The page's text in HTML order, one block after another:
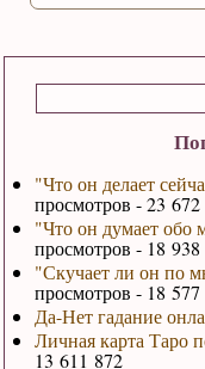
"Что он делает
просмотров - 23
"Что он думает обо
просмотров - 18 938
"Скучает ли он по
просмотров - 18 577
Да-Нет гадание
Личная карта Таро
13 611 872